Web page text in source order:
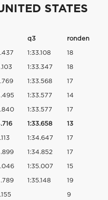
STATES
q3 ronden
1:33.108 18
1:33.347 18
1:33.568 17
1:33.577 14
1:33.577 17
1:33.658 13
1:34.647 17
1:34.852 17
1:35.007 15
1:35.148 19
9